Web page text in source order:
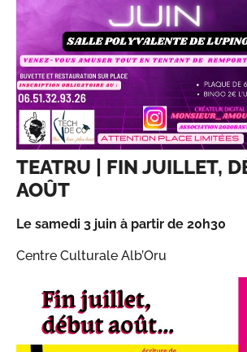
TEATRU | FIN JUILLET,
AOÛT
Le samedi 3 juin à partir de 20h30
Centre Culturale Alb’Oru